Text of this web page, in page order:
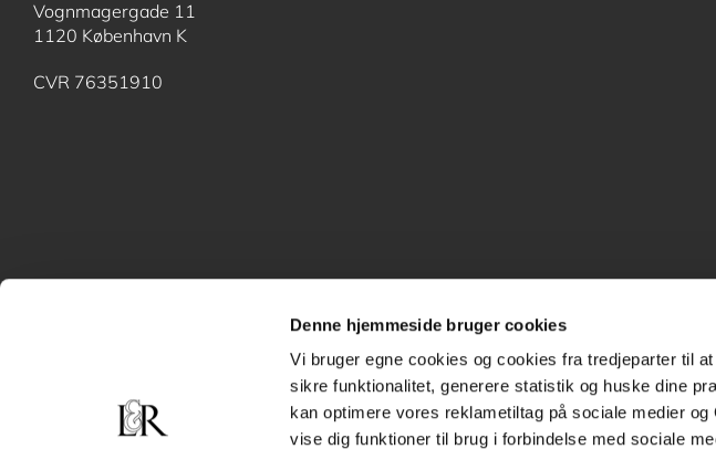
Denne hjemmeside bruger cookies
Vi bruger egne cookies og cookies fra tredjeparter til
sikre funktionalitet, generere statistik og huske dine
kan optimere vores reklametiltag på sociale medier
vise dig funktioner til brug i forbindelse med sociale
Vognmagergade 11
1120 København K
CVR 76351910